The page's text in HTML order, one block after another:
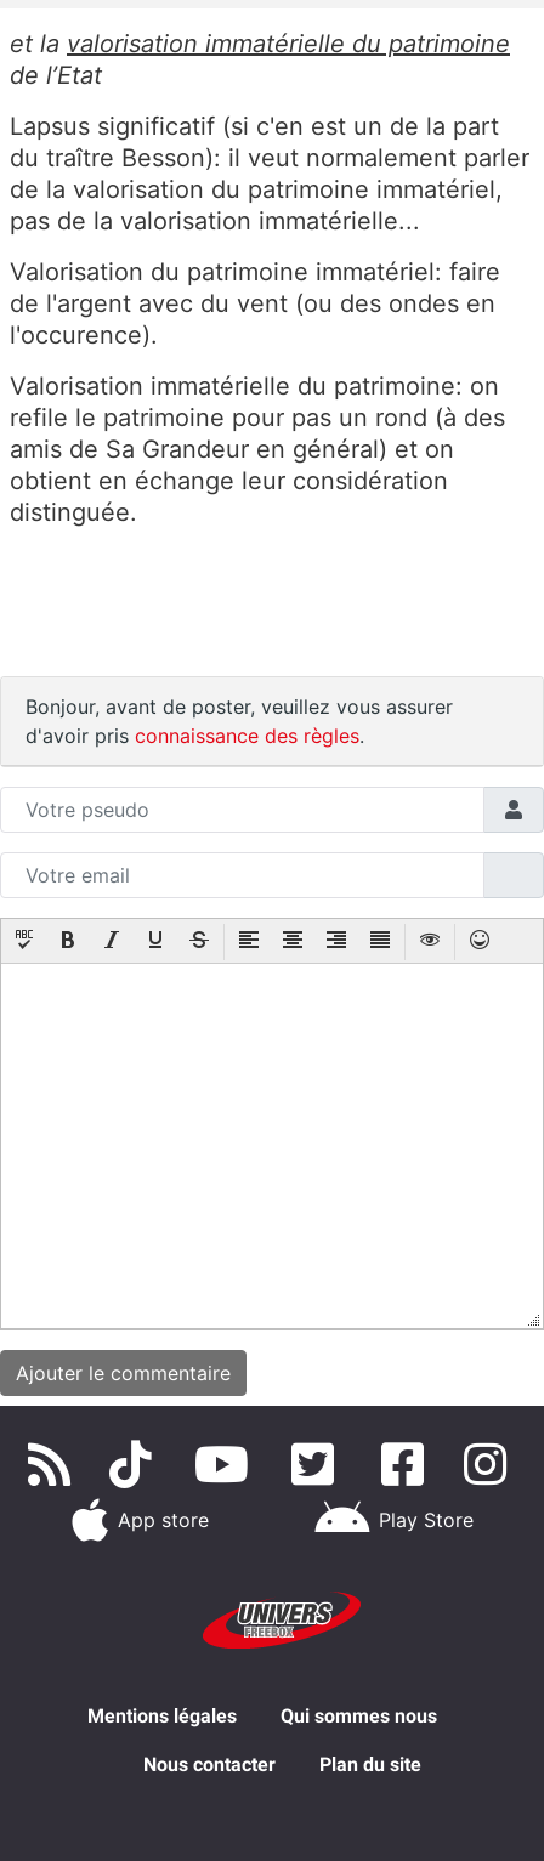
et la valorisation immatérielle du patrimoine
de l’Etat
Lapsus significatif (si c'en est un de la part
du traître Besson): il veut normalement parler
de la valorisation du patrimoine immatériel,
pas de la valorisation immatérielle...
Valorisation du patrimoine immatériel: faire
de l'argent avec du vent (ou des ondes en
l'occurence).
Valorisation immatérielle du patrimoine: on
refile le patrimoine pour pas un rond (à des
amis de Sa Grandeur en général) et on
obtient en échange leur considération
distinguée.
Bonjour, avant de poster, veuillez vous assurer
d'avoir pris connaissance des règles.
App store Play Store
Mentions légales Qui sommes nous
Nous contacter Plan du site